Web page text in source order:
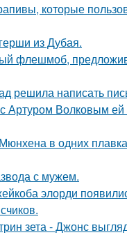
которые
из Дубая.
флешмоб,
решила написать
Артуром Волковым
в одних
с мужем.
элорди
зета - Джонс